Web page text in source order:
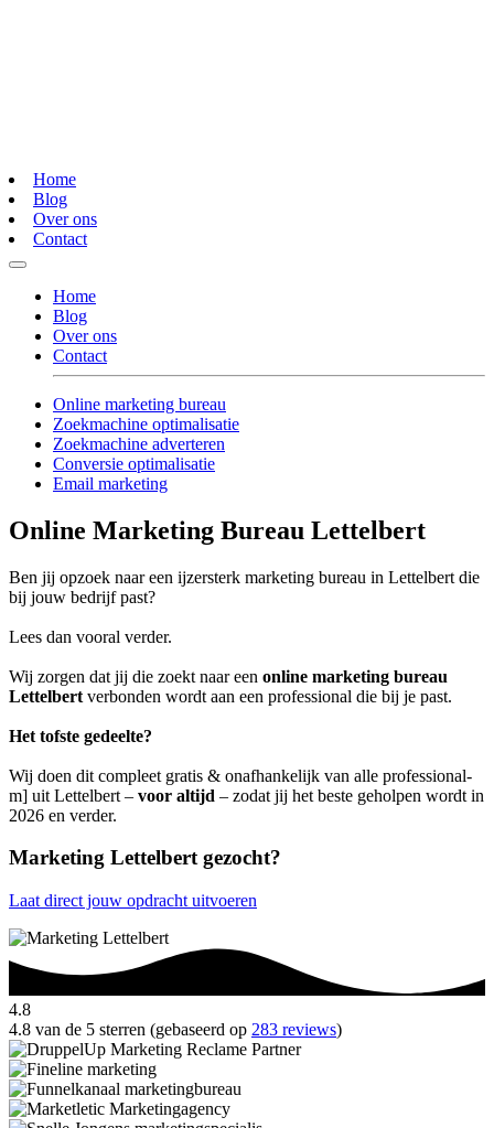
Home
Blog
Over ons
Contact
Home
Blog
Over ons
Contact
Online marketing bureau
Zoekmachine optimalisatie
Zoekmachine adverteren
Conversie optimalisatie
Email marketing
Online Marketing Bureau Lettelbert
Ben jij opzoek naar een ijzersterk marketing bureau in Lettelbert die
bij jouw bedrijf past?
Lees dan vooral verder.
Wij zorgen dat jij die zoekt naar een online marketing bureau
Lettelbert verbonden wordt aan een professional die bij je past.
Het tofste gedeelte?
Wij doen dit compleet gratis & onafhankelijk van alle professional-
m] uit Lettelbert – voor altijd – zodat jij het beste geholpen wordt in
2026 en verder.
Marketing Lettelbert gezocht?
Laat direct jouw opdracht uitvoeren
4.8
4.8 van de 5 sterren (gebaseerd op 283 reviews)